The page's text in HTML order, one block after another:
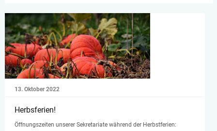
13. Oktober 2022
Herbsferien!
Öffnungszeiten unserer Sekretariate während der Herbstferien: